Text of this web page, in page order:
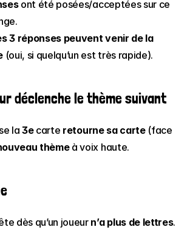
ont été posées/acceptées sur ce
3 réponses peuvent venir de la
(oui, si quelqu’un est très rapide).
déclenche le thème suivant
la 3e carte retourne sa carte (face
thème à voix haute.
dès qu’un joueur n’a plus de lettres.